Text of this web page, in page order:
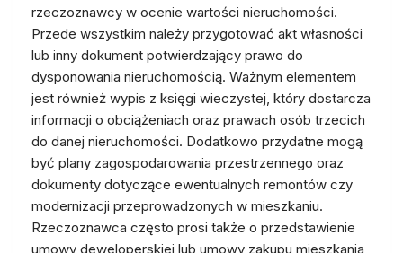
rzeczoznawcy w ocenie wartości nieruchomości.
Przede wszystkim należy przygotować akt własności
lub inny dokument potwierdzający prawo do
dysponowania nieruchomością. Ważnym elementem
jest również wypis z księgi wieczystej, który dostarcza
informacji o obciążeniach oraz prawach osób trzecich
do danej nieruchomości. Dodatkowo przydatne mogą
być plany zagospodarowania przestrzennego oraz
dokumenty dotyczące ewentualnych remontów czy
modernizacji przeprowadzonych w mieszkaniu.
Rzeczoznawca często prosi także o przedstawienie
umowy deweloperskiej lub umowy zakupu mieszkania,